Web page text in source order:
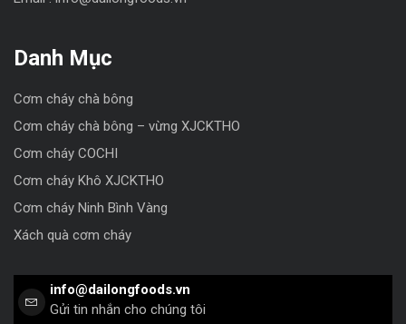
Danh Mục
Cơm cháy chà bông
Cơm cháy chà bông – vừng XJCKTHO
Cơm cháy COCHI
Cơm cháy Khô XJCKTHO
Cơm cháy Ninh Bình Vàng
Xách quà cơm cháy
info@dailongfoods.vn
Gửi tin nhắn cho chúng tôi